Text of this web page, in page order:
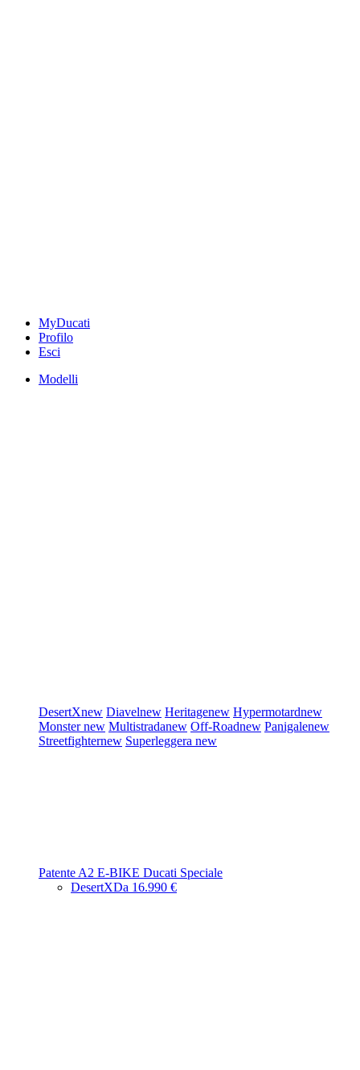
MyDucati
Profilo
Esci
Modelli
DesertXnew Diavelnew Heritagenew Hypermotardnew
Monsternew Multistradanew Off-Roadnew Panigalenew
Streetfighternew Superleggera new
Patente A2 E-BIKE Ducati Speciale
DesertXDa 16.990 €